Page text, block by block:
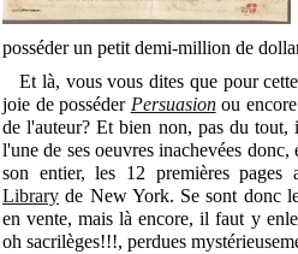
posséder un petit demi-million de
Et là, vous vous dites que pour
joie de posséder Persuasionou
de l'auteur? Et bien non, pas du tout,
l'une de ses oeuvres inachevées
son entier, les 12 premières pages
Library de New York. Se sont donc
en vente, mais là encore, il faut y
oh sacrilèges!!!, perdues